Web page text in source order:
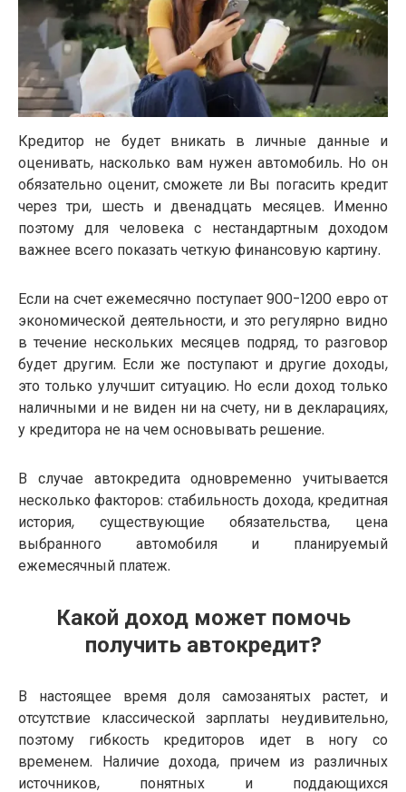
Кредитор не будет вникать в личные данные и
оценивать, насколько вам нужен автомобиль. Но он
обязательно оценит, сможете ли Вы погасить кредит
через три, шесть и двенадцать месяцев. Именно
поэтому для человека с нестандартным доходом
важнее всего показать четкую финансовую картину.
Если на счет ежемесячно поступает 900-1200 евро от
экономической деятельности, и это регулярно видно
в течение нескольких месяцев подряд, то разговор
будет другим. Если же поступают и другие доходы,
это только улучшит ситуацию. Но если доход только
наличными и не виден ни на счету, ни в декларациях,
у кредитора не на чем основывать решение.
В случае автокредита одновременно учитывается
несколько факторов: стабильность дохода, кредитная
история, существующие обязательства, цена
выбранного автомобиля и планируемый
ежемесячный платеж.
Какой доход может помочь
получить автокредит?
В настоящее время доля самозанятых растет, и
отсутствие классической зарплаты неудивительно,
поэтому гибкость кредиторов идет в ногу со
временем. Наличие дохода, причем из различных
источников, понятных и поддающихся